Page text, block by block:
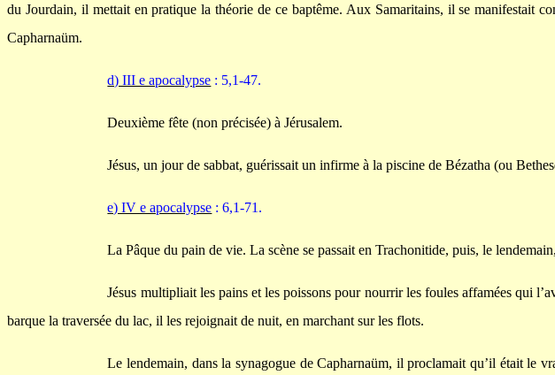
du Jourdain, il mettait en pratique la théorie de ce baptême. Aux Samaritains, il se manifestait
Capharnaüm.
d) III e apocalypse : 5,1-47.
Deuxième fête (non précisée) à Jérusalem.
Jésus, un jour de sabbat, guérissait un infirme à la piscine de Bézatha (ou
e) IV e apocalypse : 6,1-71.
La Pâque du pain de vie. La scène se passait en Trachonitide, puis, le
Jésus multipliait les pains et les poissons pour nourrir les foules affamées qui
barque la traversée du lac, il les rejoignait de nuit, en marchant sur les flots.
Le lendemain, dans la synagogue de Capharnaüm, il proclamait qu’il était le